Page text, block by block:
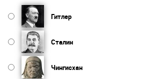
Гитлер
Сталин
Чингисхан